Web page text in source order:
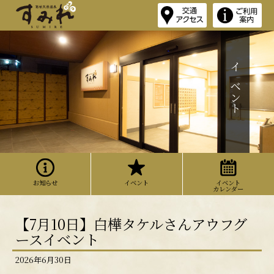
イベント
【7月10日】白樺タケルさんアウフグ
ースイベント
2026年6月30日
お知らせ イベント イベント
カレンダー